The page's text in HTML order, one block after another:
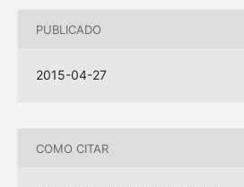
PUBLICADO
2015-04-27
COMO CITAR